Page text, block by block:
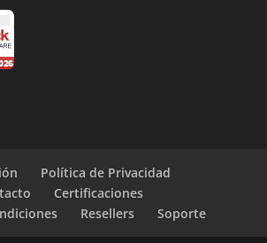
Política de Privacidad
Certificaciones
Resellers Soporte